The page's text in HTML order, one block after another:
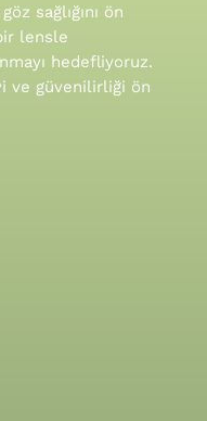
sağlığını ön
lensle
hedefliyoruz.
ve güvenilirliği ön